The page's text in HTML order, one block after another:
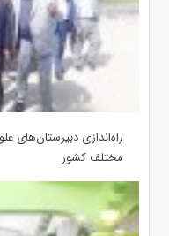
‌راه‌اندازی دبیرستان‌های
مختلف کشور